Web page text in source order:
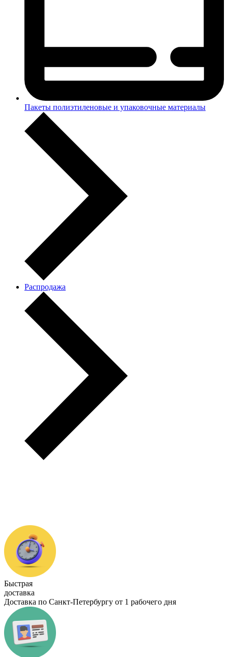
Пакеты полиэтиленовые и упаковочные материалы
Распродажа
Быстрая
доставка
Доставка по Санкт-Петербургу от 1 рабочего дня